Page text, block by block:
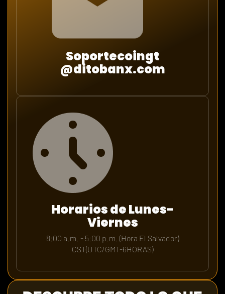
Soportecoingt
@ditobanx.com
Horarios de Lunes-
Viernes
8:00 a.m. - 5:00 p.m. (Hora El Salvador)
CST(UTC/GMT-6HORAS)